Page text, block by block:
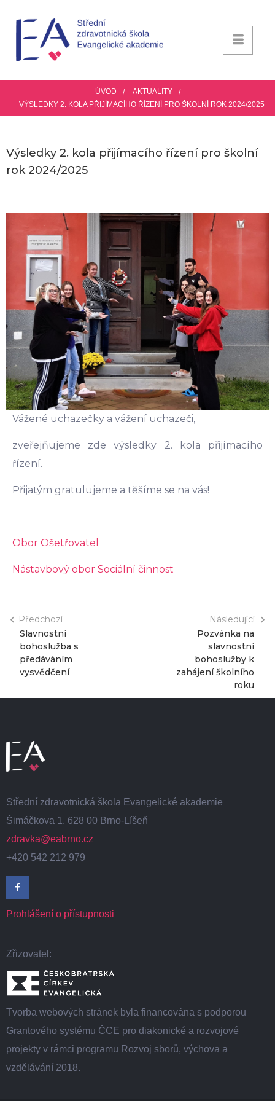
ÚVOD
AKTUALITY
VÝSLEDKY 2. KOLA PŘIJÍMACÍHO ŘÍZENÍ PRO ŠKOLNÍ ROK 2024/2025
Výsledky 2. kola přijímacího řízení pro školní
rok 2024/2025
Vážené uchazečky a vážení uchazeči,
zveřejňujeme zde výsledky 2. kola přijímacího
řízení.
Přijatým gratulujeme a těšíme se na vás!
Obor Ošetřovatel
Nástavbový obor Sociální činnost
Předchozí
Slavnostní
bohoslužba s
předáváním
vysvědčení
Následující
Pozvánka na
slavnostní
bohoslužby k
zahájení školního
roku
Střední zdravotnická škola Evangelické akademie
Šimáčkova 1, 628 00 Brno-Líšeň
zdravka@eabrno.cz
+420 542 212 979
Prohlášení o přístupnosti
Zřizovatel:
Tvorba webových stránek byla financována s podporou
Grantového systému ČCE pro diakonické a rozvojové
projekty v rámci programu Rozvoj sborů, výchova a
vzdělávání 2018.